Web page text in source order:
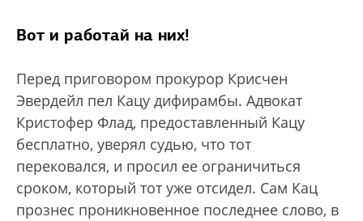
Вот и работай на них!
Перед приговором прокурор Крисчен
Эвердейл пел Кацу дифирамбы. Адвокат
Кристофер Флад, предоставленный Кацу
бесплатно, уверял судью, что тот
перековался, и просил ее ограничиться
сроком, который тот уже отсидел. Сам Кац
прознес проникновенное последнее слово, в